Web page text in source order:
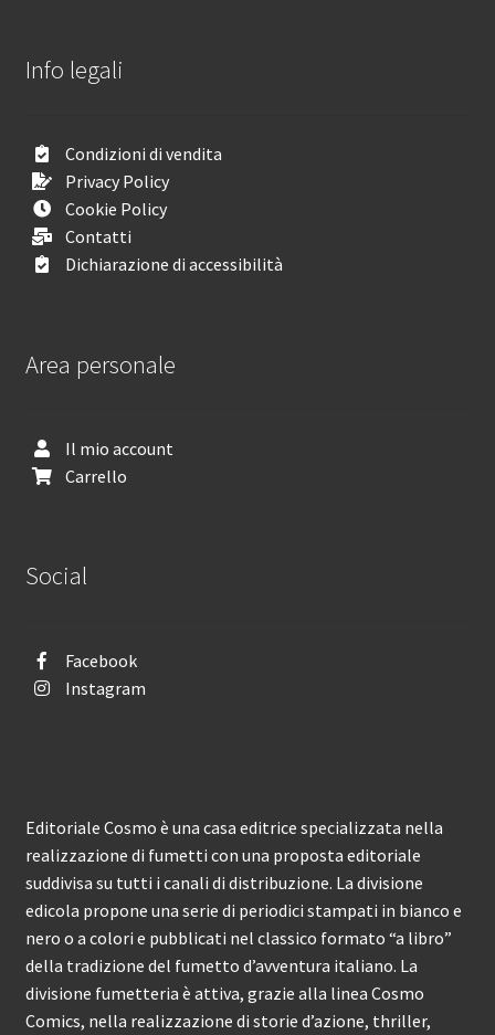
Info legali
Condizioni di vendita
Privacy Policy
Cookie Policy
Contatti
Dichiarazione di accessibilità
Area personale
Il mio account
Carrello
Social
Facebook
Instagram
Editoriale Cosmo è una casa editrice specializzata nella
realizzazione di fumetti con una proposta editoriale
suddivisa su tutti i canali di distribuzione. La divisione
edicola propone una serie di periodici stampati in bianco e
nero o a colori e pubblicati nel classico formato “a libro”
della tradizione del fumetto d’avventura italiano. La
divisione fumetteria è attiva, grazie alla linea Cosmo
Comics, nella realizzazione di storie d’azione, thriller,